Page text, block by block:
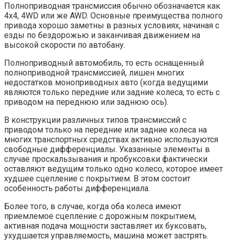
Полноприводная трансмиссия обычно обозначается как
4х4, 4WD или же AWD. Основные преимущества полного
привода хорошо заметны в разных условиях, начиная с
езды по бездорожью и заканчивая движением на
высокой скорости по автобану.
Полноприводный автомобиль, то есть оснащенный
полноприводной трансмиссией, лишен многих
недостатков моноприводных авто (когда ведущими
являются только передние или задние колеса, то есть с
приводом на переднюю или заднюю ось).
В конструкции различных типов трансмиссий с
приводом только на передние или задние колеса на
многих транспортных средствах активно используются
свободные дифференциалы. Указанные элементы в
случае проскальзывания и пробуксовки фактически
оставляют ведущим только одно колесо, которое имеет
худшее сцепление с покрытием. В этом состоит
особенность работы дифференциала.
Более того, в случае, когда оба колеса имеют
приемлемое сцепление с дорожным покрытием,
активная подача мощности заставляет их буксовать,
ухудшается управляемость, машина может застрять.